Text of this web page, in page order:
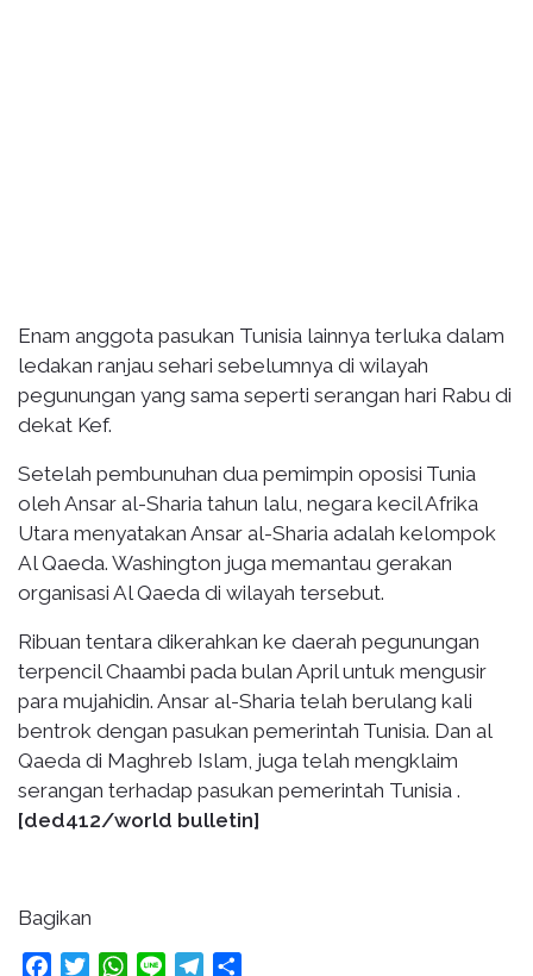
Enam anggota pasukan Tunisia lainnya terluka dalam
ledakan ranjau sehari sebelumnya di wilayah
pegunungan yang sama seperti serangan hari Rabu di
dekat Kef.
Setelah pembunuhan dua pemimpin oposisi Tunia
oleh Ansar al-Sharia tahun lalu, negara kecil Afrika
Utara menyatakan Ansar al-Sharia adalah kelompok
Al Qaeda. Washington juga memantau gerakan
organisasi Al Qaeda di wilayah tersebut.
Ribuan tentara dikerahkan ke daerah pegunungan
terpencil Chaambi pada bulan April untuk mengusir
para mujahidin. Ansar al-Sharia telah berulang kali
bentrok dengan pasukan pemerintah Tunisia. Dan al
Qaeda di Maghreb Islam, juga telah mengklaim
serangan terhadap pasukan pemerintah Tunisia .
[ded412/world bulletin]
Bagikan
FacebookTwitterWhatsApp
Line Telegram